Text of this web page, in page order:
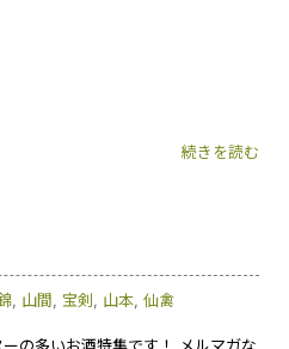
続きを読む
, 山間, 宝剣, 山本, 仙禽